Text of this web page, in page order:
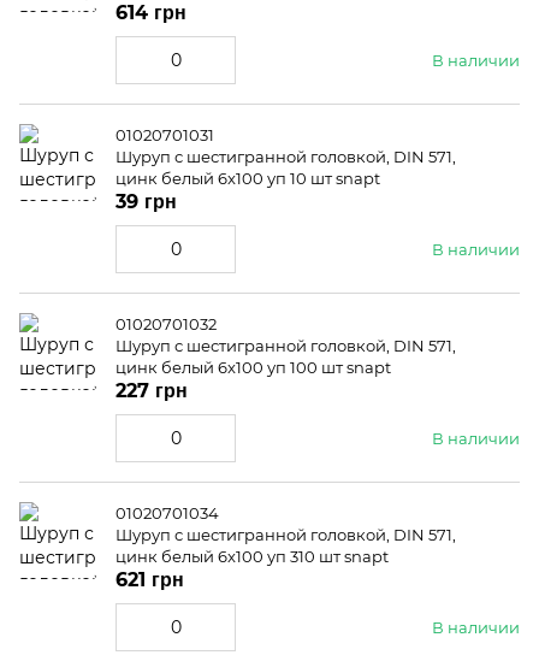
В наличии
614 грн
01020701031
Шуруп с шестигранной головкой, DIN 571,
цинк белый 6x100 уп 10 шт snapt
В наличии
39 грн
01020701032
Шуруп с шестигранной головкой, DIN 571,
цинк белый 6x100 уп 100 шт snapt
В наличии
227 грн
01020701034
Шуруп с шестигранной головкой, DIN 571,
цинк белый 6x100 уп 310 шт snapt
В наличии
621 грн